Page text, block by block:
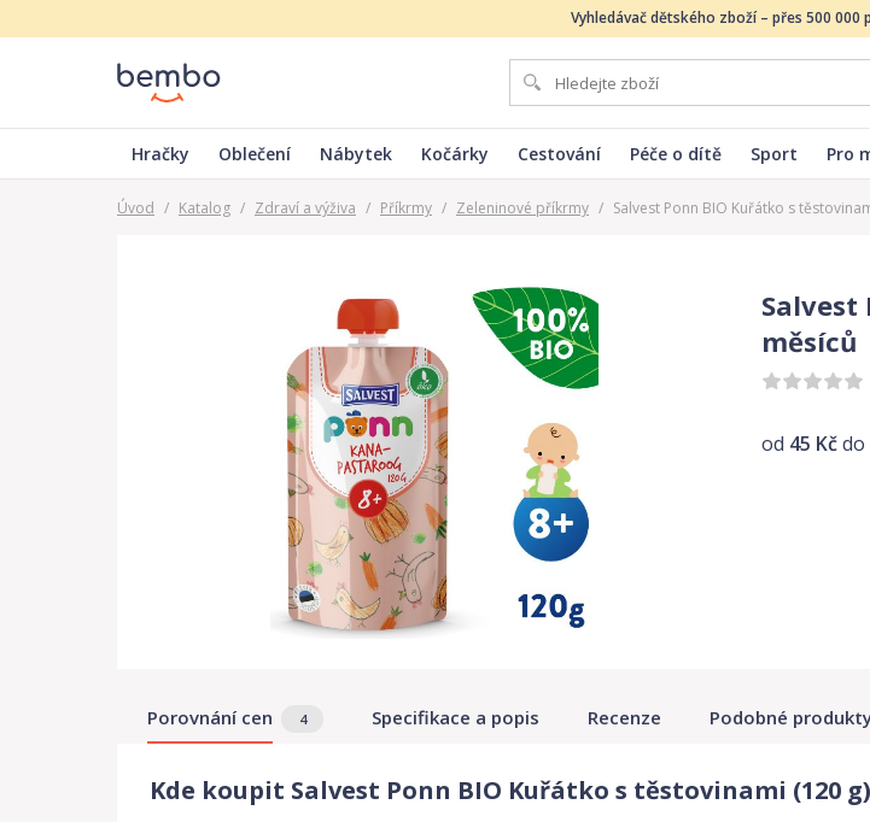
Vyhledávač dětského zboží – přes 500
Hračky Oblečení Nábytek Kočárky Cestování Péče o dítě Sport Pro
Úvod / Katalog / Zdraví a výživa / Příkrmy / Zeleninové příkrmy / Salvest Ponn BIO Kuřátko s
Salvest
měsíců
od 45 Kčdo
Porovnání cen 4 Specifikace a popis Recenze Podobné
Kde koupit Salvest Ponn BIO Kuřátko s těstovinami (120